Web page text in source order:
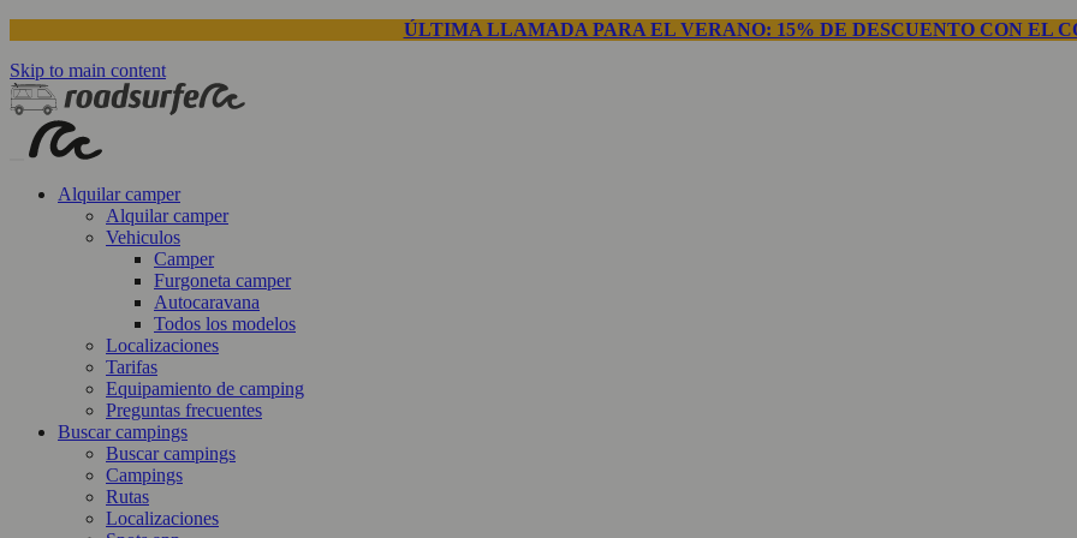
ÚLTIMA LLAMADA PARA EL VERANO: 15% DE DESCUENTO CON EL
Skip to main content
Alquilar camper
Alquilar camper
Vehiculos
Camper
Furgoneta camper
Autocaravana
Todos los modelos
Localizaciones
Tarifas
Equipamiento de camping
Preguntas frecuentes
Buscar campings
Buscar campings
Campings
Rutas
Localizaciones